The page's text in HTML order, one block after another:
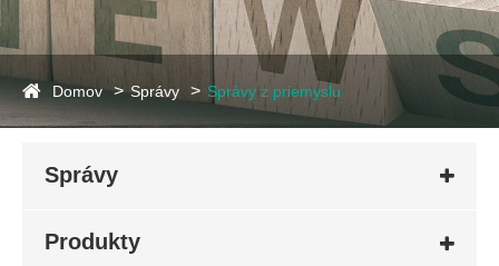
Domov Správy Správy z priemyslu
Správy
Produkty